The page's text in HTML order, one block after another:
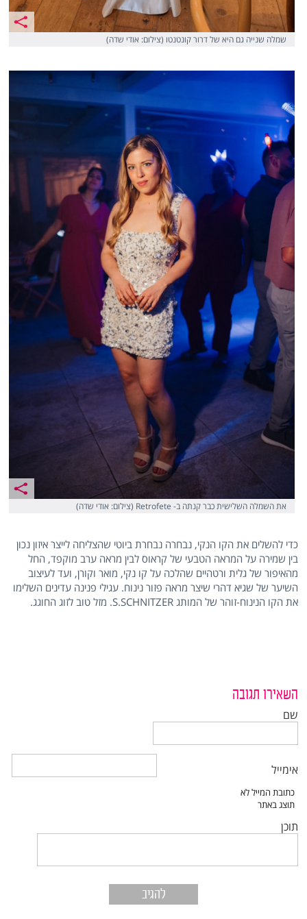
שמלה שנייה גם היא של דרור קונטנטו (צילום: אודי שדה)
את השמלה השלישית כבר קנתה ב- Retrofete (צילום: אודי שדה)
כדי להשלים את הקו הנקי, נבחרה נבחרת ביוטי שהצליחה לייצר איזון נכון
בין שמירה על המראה הטבעי של קראוס לבין מראה ערב מוקפד, החל
מהאיפור של גלית ורטהיים שהלכה על קו נקי, מואר וקורן, ועד לעיצוב
השיער של שגיא דהרי שיצר מראה פזור נינוח. עגילי פנינה עדינים השלימו
את הקו הנינוח-זוהר של המותג S.SCHNITZER. מזל טוב לזוג החוגג.
השאירו תגובה
שם
אימייל
תוכן